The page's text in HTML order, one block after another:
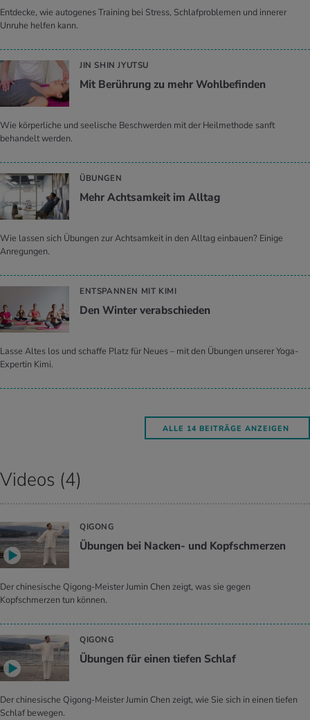
Entdecke, wie autogenes Training bei Stress, Schlafproblemen und innerer
Unruhe helfen kann.
JIN SHIN JYUTSU
Mit Be­rüh­rung zu mehr Wohl­be­fin­den
Wie körperliche und seelische Beschwerden mit der Heilmethode sanft
behandelt werden.
ÜBUNGEN
Mehr Acht­sam­keit im All­tag
Wie lassen sich Übungen zur Achtsamkeit in den Alltag einbauen? Einige
Anregungen.
ENTSPANNEN MIT KIMI
Den Win­ter ver­ab­schie­den
Lasse Altes los und schaffe Platz für Neues – mit den Übungen unserer Yoga-
Expertin Kimi.
ALLE 14 BEITRÄGE ANZEIGEN
Videos (4)
QIGONG
Übungen bei Nacken- und Kopfschmerzen
Der chinesische Qigong-Meister Jumin Chen zeigt, was sie gegen
Kopfschmerzen tun können.
QIGONG
Übungen für einen tiefen Schlaf
Der chinesische Qigong-Meister Jumin Chen zeigt, wie Sie sich in einen tiefen
Schlaf bewegen.